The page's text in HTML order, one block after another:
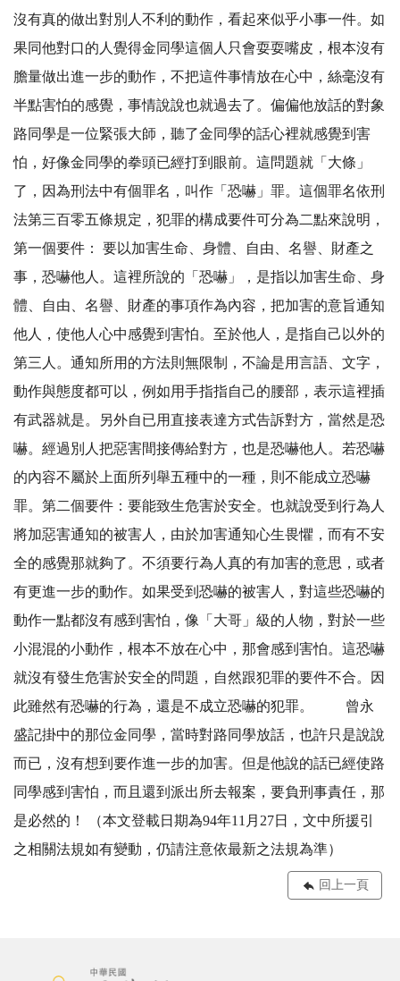
沒有真的做出對別人不利的動作，看起來似乎小事一件。如
果同他對口的人覺得金同學這個人只會耍耍嘴皮，根本沒有
膽量做出進一步的動作，不把這件事情放在心中，絲毫沒有
半點害怕的感覺，事情說說也就過去了。偏偏他放話的對象
路同學是一位緊張大師，聽了金同學的話心裡就感覺到害
怕，好像金同學的拳頭已經打到眼前。這問題就「大條」
了，因為刑法中有個罪名，叫作「恐嚇」罪。這個罪名依刑
法第三百零五條規定，犯罪的構成要件可分為二點來說明，
第一個要件： 要以加害生命、身體、自由、名譽、財產之
事，恐嚇他人。這裡所說的「恐嚇」，是指以加害生命、身
體、自由、名譽、財產的事項作為內容，把加害的意旨通知
他人，使他人心中感覺到害怕。至於他人，是指自己以外的
第三人。通知所用的方法則無限制，不論是用言語、文字，
動作與態度都可以，例如用手指指自己的腰部，表示這裡插
有武器就是。另外自已用直接表達方式告訴對方，當然是恐
嚇。經過別人把惡害間接傳給對方，也是恐嚇他人。若恐嚇
的內容不屬於上面所列舉五種中的一種，則不能成立恐嚇
罪。第二個要件：要能致生危害於安全。也就說受到行為人
將加惡害通知的被害人，由於加害通知心生畏懼，而有不安
全的感覺那就夠了。不須要行為人真的有加害的意思，或者
有更進一步的動作。如果受到恐嚇的被害人，對這些恐嚇的
動作一點都沒有感到害怕，像「大哥」級的人物，對於一些
小混混的小動作，根本不放在心中，那會感到害怕。這恐嚇
就沒有發生危害於安全的問題，自然跟犯罪的要件不合。因
此雖然有恐嚇的行為，還是不成立恐嚇的犯罪。 曾永
盛記掛中的那位金同學，當時對路同學放話，也許只是說說
而已，沒有想到要作進一步的加害。但是他說的話已經使路
同學感到害怕，而且還到派出所去報案，要負刑事責任，那
是必然的！ （本文登載日期為94年11月27日，文中所援引
之相關法規如有變動，仍請注意依最新之法規為準）
回上一頁